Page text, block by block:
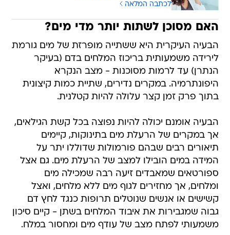
לכתבה המלאה
האם מסוכן לשתות יותר מדי מים?
הבעיה העיקרית היא ששתייה מופרזת של מים גורמת
לירידה משמעותית בריכוז המלחים בדם (בעיקר
הנתרן) עד לרמות מסוכנות - מצב הנקרא
היפונתרמיה. במקרים נדירים, שתיית כמות קיצונית
בתוך פרק זמן קצר עלולה להיות קטלנית.
הבעיה אומנם יכולה להיות נפוצה בכל קשת הגילאים,
אך במקרים של הרעלת מים בתינוקות, קיימים
תיאורים רבים שבהם פורמולות שדוללו יתר על
המידה במים הובילו למצב של הרעלת מים. גם אצל
ספורטאים שמאבדים זיעה רבה שמכילה מים
ומלחים, אך מחזירים לגוף מים ללא מלחים, ואצל
קשישים או אנשים שנוטלים תרופות כנגד לחץ דם
גבוה שמגבירות את איבוד המלחים בשתן - קיים סיכון
משמעותי לפתח מצב של עודף מים ומחסור במלח.